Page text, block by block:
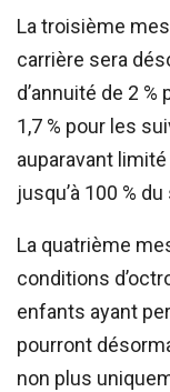
La troisième
carrière sera
d’annuité de 2
1,7 % pour les
auparavant
jusqu’à 100 %
La quatrième
conditions
enfants ayant
pourront
non plus